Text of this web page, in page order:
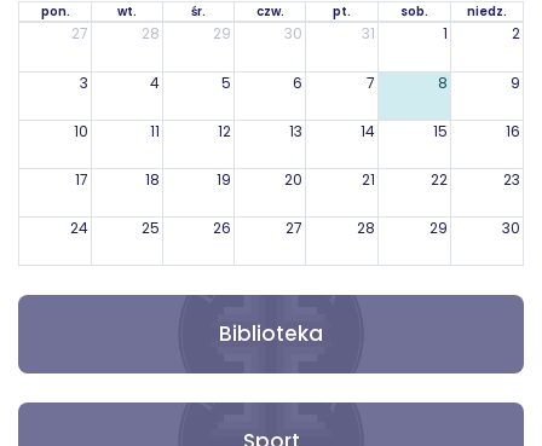
pon. wt. śr. czw. pt. sob. niedz.
27 28 29 30 31 1 2
3 4 5 6 7 8 9
10 11 12 13 14 15 16
17 18 19 20 21 22 23
24 25 26 27 28 29 30
Biblioteka